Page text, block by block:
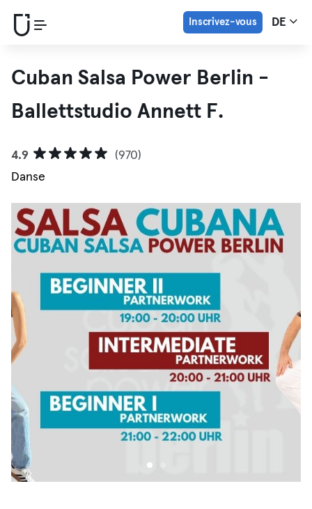
Inscrivez-vous DE
Cuban Salsa Power Berlin -
Ballettstudio Annett F.
4.9
(970)
Danse